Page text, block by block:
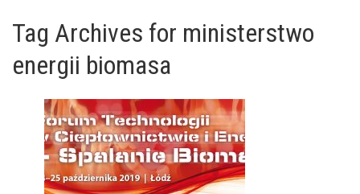
Tag Archives for ministerstwo
energii biomasa